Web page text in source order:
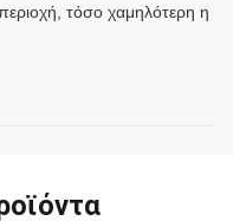
τόσο χαμηλότερη η